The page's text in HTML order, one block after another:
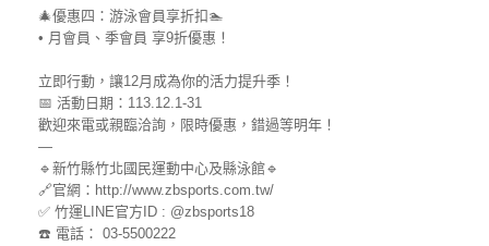
🎄優惠四：游泳會員享折扣🏊
• 月會員、季會員 享9折優惠！
立即行動，讓12月成為你的活力提升季！
📅 活動日期：113.12.1-31
歡迎來電或親臨洽詢，限時優惠，錯過等明年！
—
🔹新竹縣竹北國民運動中心及縣泳館🔹
🔗官網：http://www.zbsports.com.tw/
✅ 竹運LINE官方ID : @zbsports18
☎️ 電話： 03-5500222